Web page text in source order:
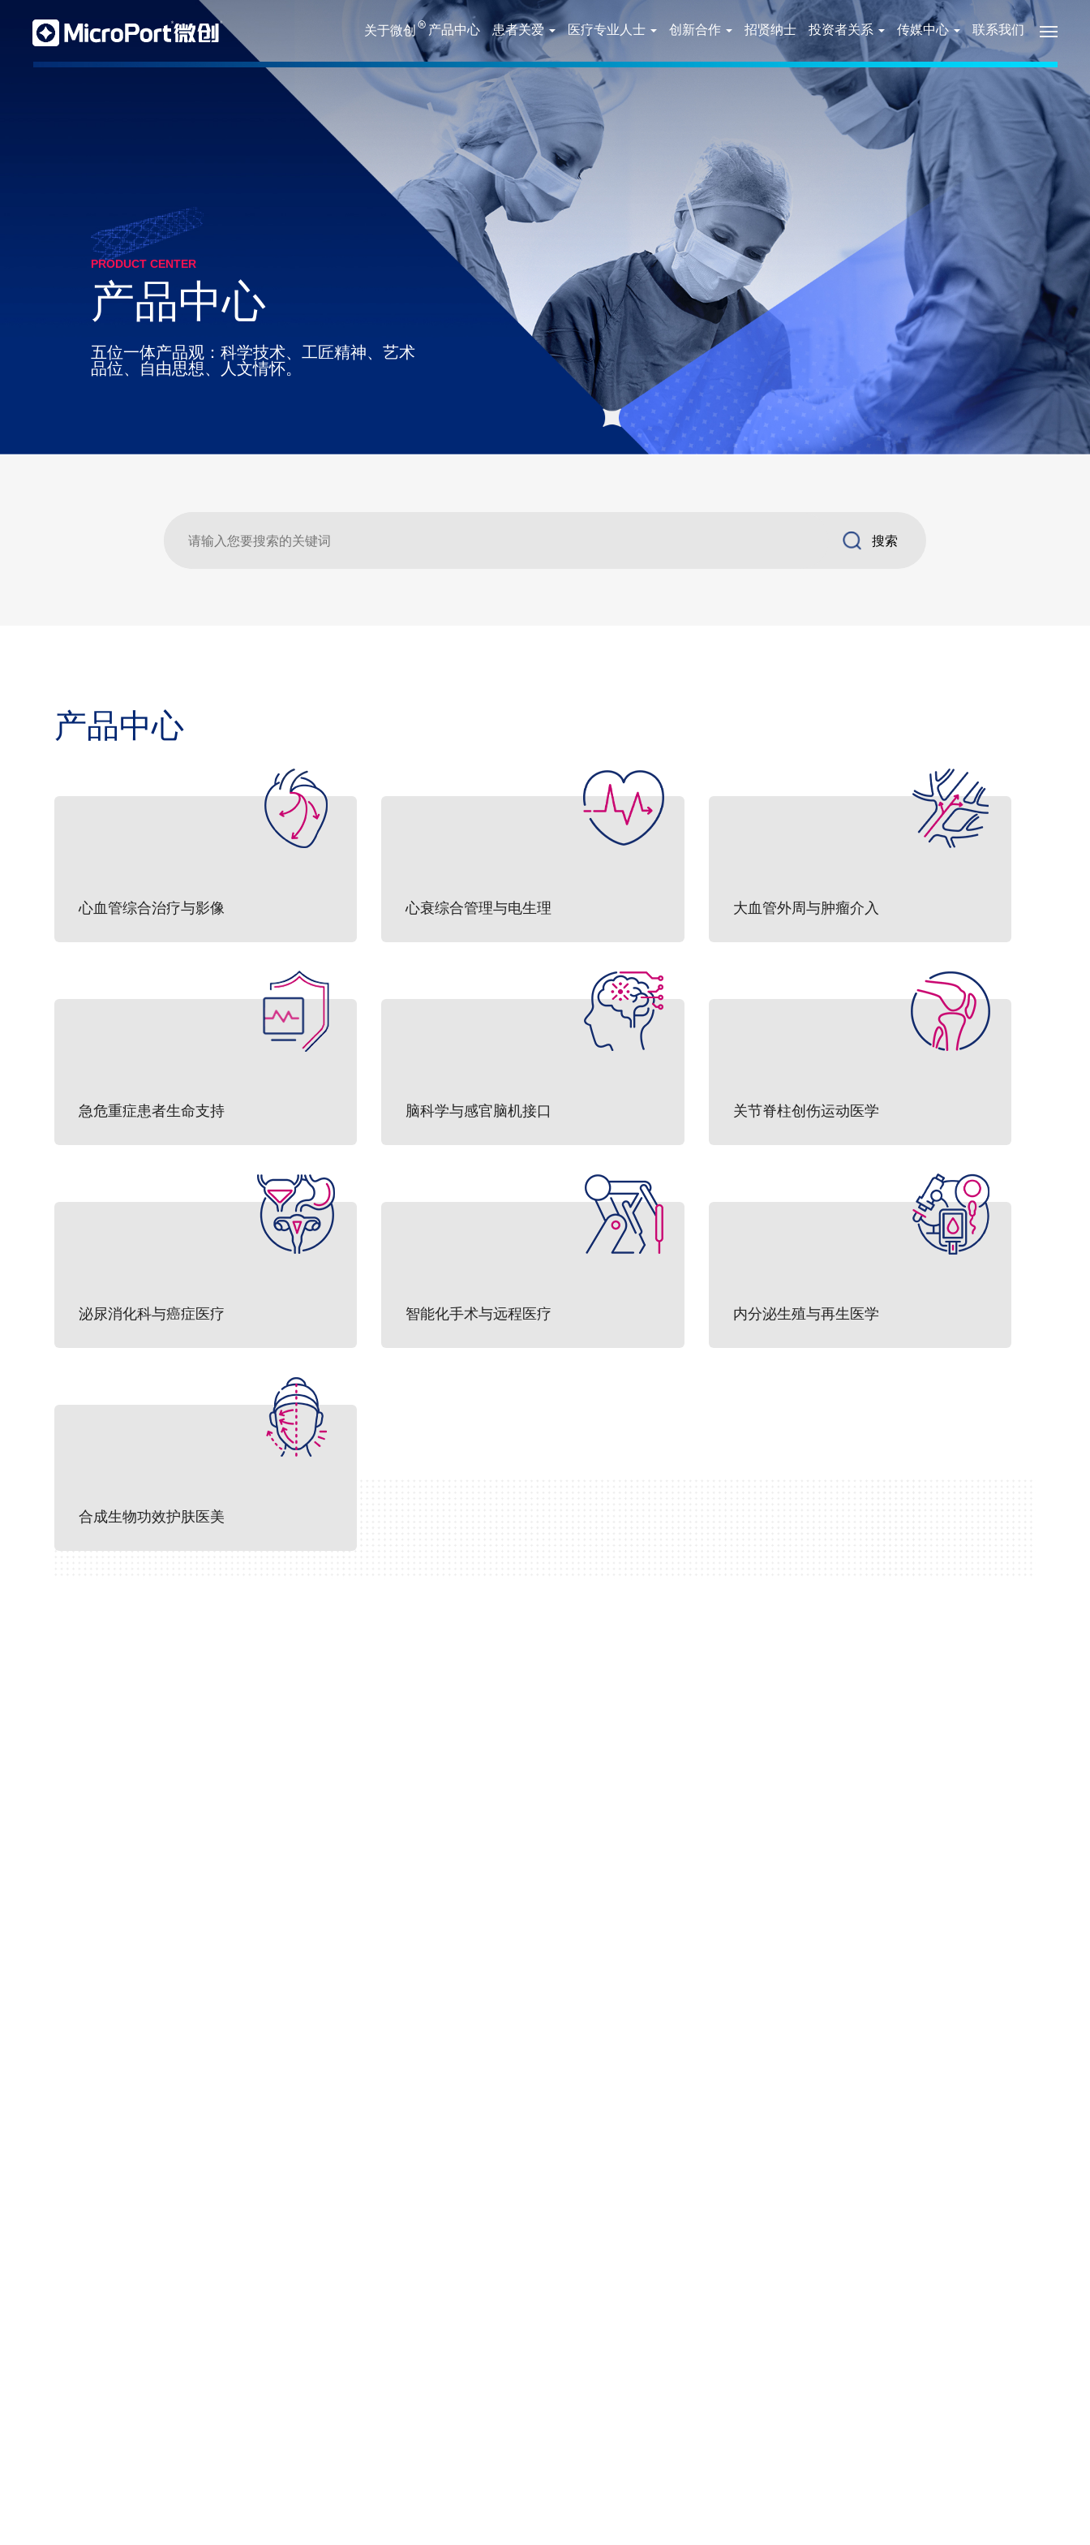
关于微创® 产品中心 患者关爱 医疗专业人士 创新合作 招贤纳士 投资者关系 传媒中心 联系我们
PRODUCT CENTER
产品中心
五位一体产品观：科学技术、工匠精神、艺术
品位、自由思想、人文情怀。
产品中心
心血管综合治疗与影像 心衰综合管理与电生理 大血管外周与肿瘤介入
急危重症患者生命支持 脑科学与感官脑机接口 关节脊柱创伤运动医学
泌尿消化科与癌症医疗 智能化手术与远程医疗 内分泌生殖与再生医学
合成生物功效护肤医美